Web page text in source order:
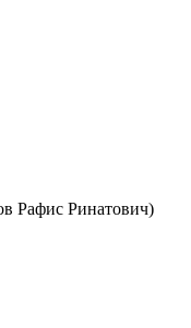
Рафис Ринатович)